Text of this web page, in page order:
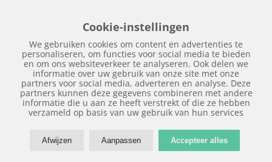
Over Hockeykrant Adverteren
Nieuws
Archief
Copyright © 2018 | Hockeykrant.nl | Realisatie:
TwitterE-
Cookie-instellingen
We gebruiken cookies om content en advertenties te
personaliseren, om functies voor social media te bieden
en om ons websiteverkeer te analyseren. Ook delen we
informatie over uw gebruik van onze site met onze
partners voor social media, adverteren en analyse. Deze
partners kunnen deze gegevens combineren met andere
informatie die u aan ze heeft verstrekt of die ze hebben
verzameld op basis van uw gebruik van hun services
Afwijzen Aanpassen Accepteer alles